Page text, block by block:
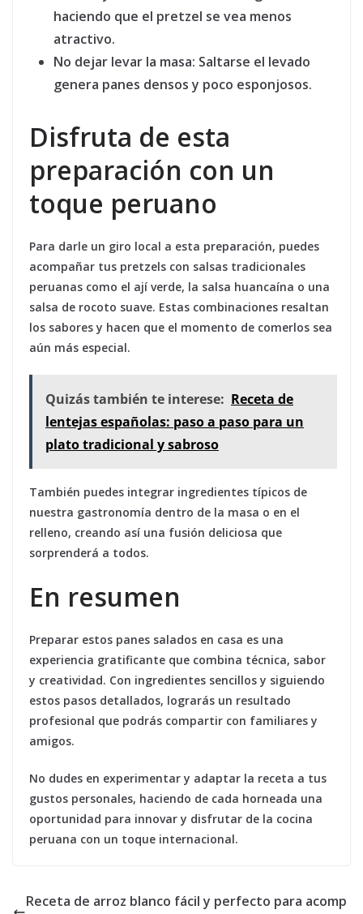
haciendo que el pretzel se vea menos
atractivo.
No dejar levar la masa: Saltarse el levado
genera panes densos y poco esponjosos.
Disfruta de esta
preparación con un
toque peruano
Para darle un giro local a esta preparación, puedes
acompañar tus pretzels con salsas tradicionales
peruanas como el ají verde, la salsa huancaína o una
salsa de rocoto suave. Estas combinaciones resaltan
los sabores y hacen que el momento de comerlos sea
aún más especial.
Quizás también te interese: Receta de
lentejas españolas: paso a paso para un
plato tradicional y sabroso
También puedes integrar ingredientes típicos de
nuestra gastronomía dentro de la masa o en el
relleno, creando así una fusión deliciosa que
sorprenderá a todos.
En resumen
Preparar estos panes salados en casa es una
experiencia gratificante que combina técnica, sabor
y creatividad. Con ingredientes sencillos y siguiendo
estos pasos detallados, lograrás un resultado
profesional que podrás compartir con familiares y
amigos.
No dudes en experimentar y adaptar la receta a tus
gustos personales, haciendo de cada horneada una
oportunidad para innovar y disfrutar de la cocina
peruana con un toque internacional.
Receta de arroz blanco fácil y perfecto para acomp